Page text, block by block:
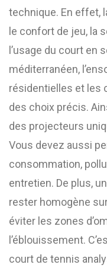
technique. En effet,
le confort de jeu, la
l’usage du court en
méditerranéen,
résidentielles et les
des choix précis.
des projecteurs
Vous devez aussi
consommation,
entretien. De plus,
rester homogène
éviter les zones
l’éblouissement.
court de tennis